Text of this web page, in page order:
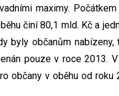
maximy. Počátkem
činí 80,1 mld. Kč a
byly občanům nabízeny,
pouze v roce 2013.
občany v oběhu od roku